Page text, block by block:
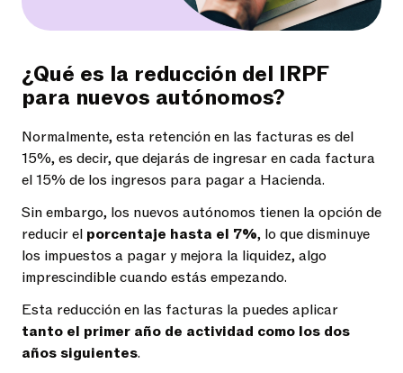
¿Qué es la reducción del IRPF
para nuevos autónomos?
Normalmente, esta retención en las facturas es del
15%, es decir, que dejarás de ingresar en cada factura
el 15% de los ingresos para pagar a Hacienda.
Sin embargo, los nuevos autónomos tienen la opción de
reducir el porcentaje hasta el 7%, lo que disminuye
los impuestos a pagar y mejora la liquidez, algo
imprescindible cuando estás empezando.
Esta reducción en las facturas la puedes aplicar
tanto el primer año de actividad como los dos
años siguientes.